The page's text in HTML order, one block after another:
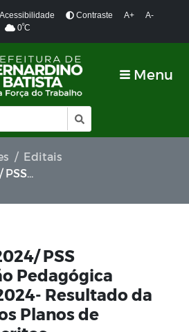
Acessibilidade Contraste A+
A-
0ºC
Menu
Editais
de Trabalho Escritos
PSS
Pedagógica
Resultado da
Planos de